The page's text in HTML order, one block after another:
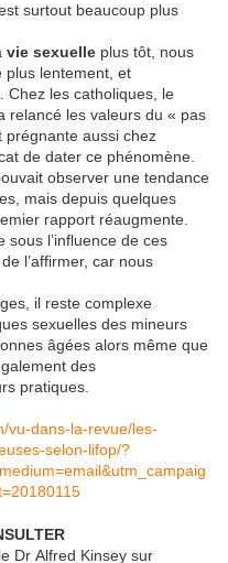
surtout beaucoup plus
vie sexuelle plus tôt, nous
plus lentement, et
Chez les catholiques, le
relancé les valeurs du « pas
prégnante aussi chez
de dater ce phénomène.
observer une tendance
mais depuis quelques
rapport réaugmente.
sous l’influence de ces
l’affirmer, car nous
il reste complexe
sexuelles des mineurs
âgées alors même que
des
pratiques.
vu-dans-la-revue/les-
selon-lifop/?
Dr Alfred Kinsey sur